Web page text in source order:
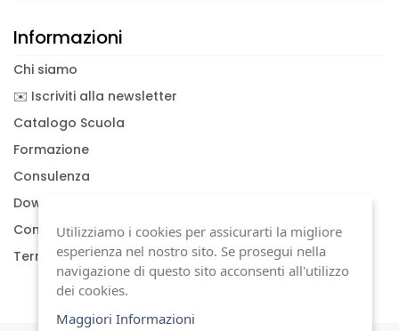
Informazioni
Chi siamo
✉️ Iscriviti alla newsletter
Catalogo Scuola
Formazione
Consulenza
Download documenti
Condizioni generali
Termini di garanzia
Utilizziamo i cookies per assicurarti la migliore
esperienza nel nostro sito. Se prosegui nella
navigazione di questo sito acconsenti all'utilizzo
dei cookies.
Maggiori Informazioni